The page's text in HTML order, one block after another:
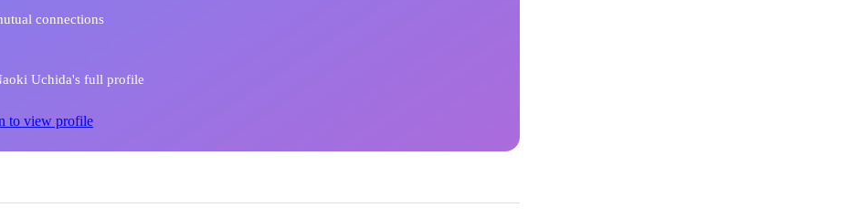
connections
Uchida's full profile
to view profile